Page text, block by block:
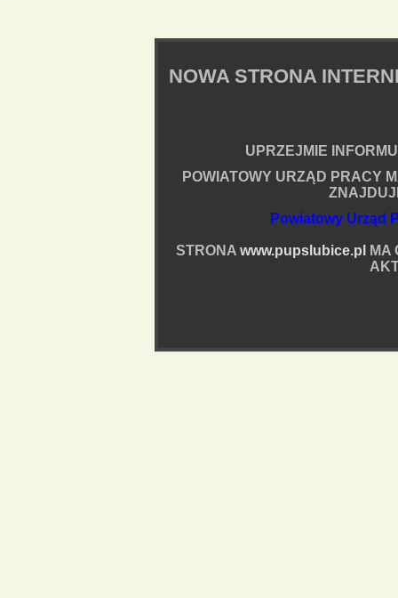
NOWA STRONA
UPRZEJMIE
POWIATOWY URZĄD PRACY
Powiatowy Urząd
STRONA www.pupslubice.pl
MA